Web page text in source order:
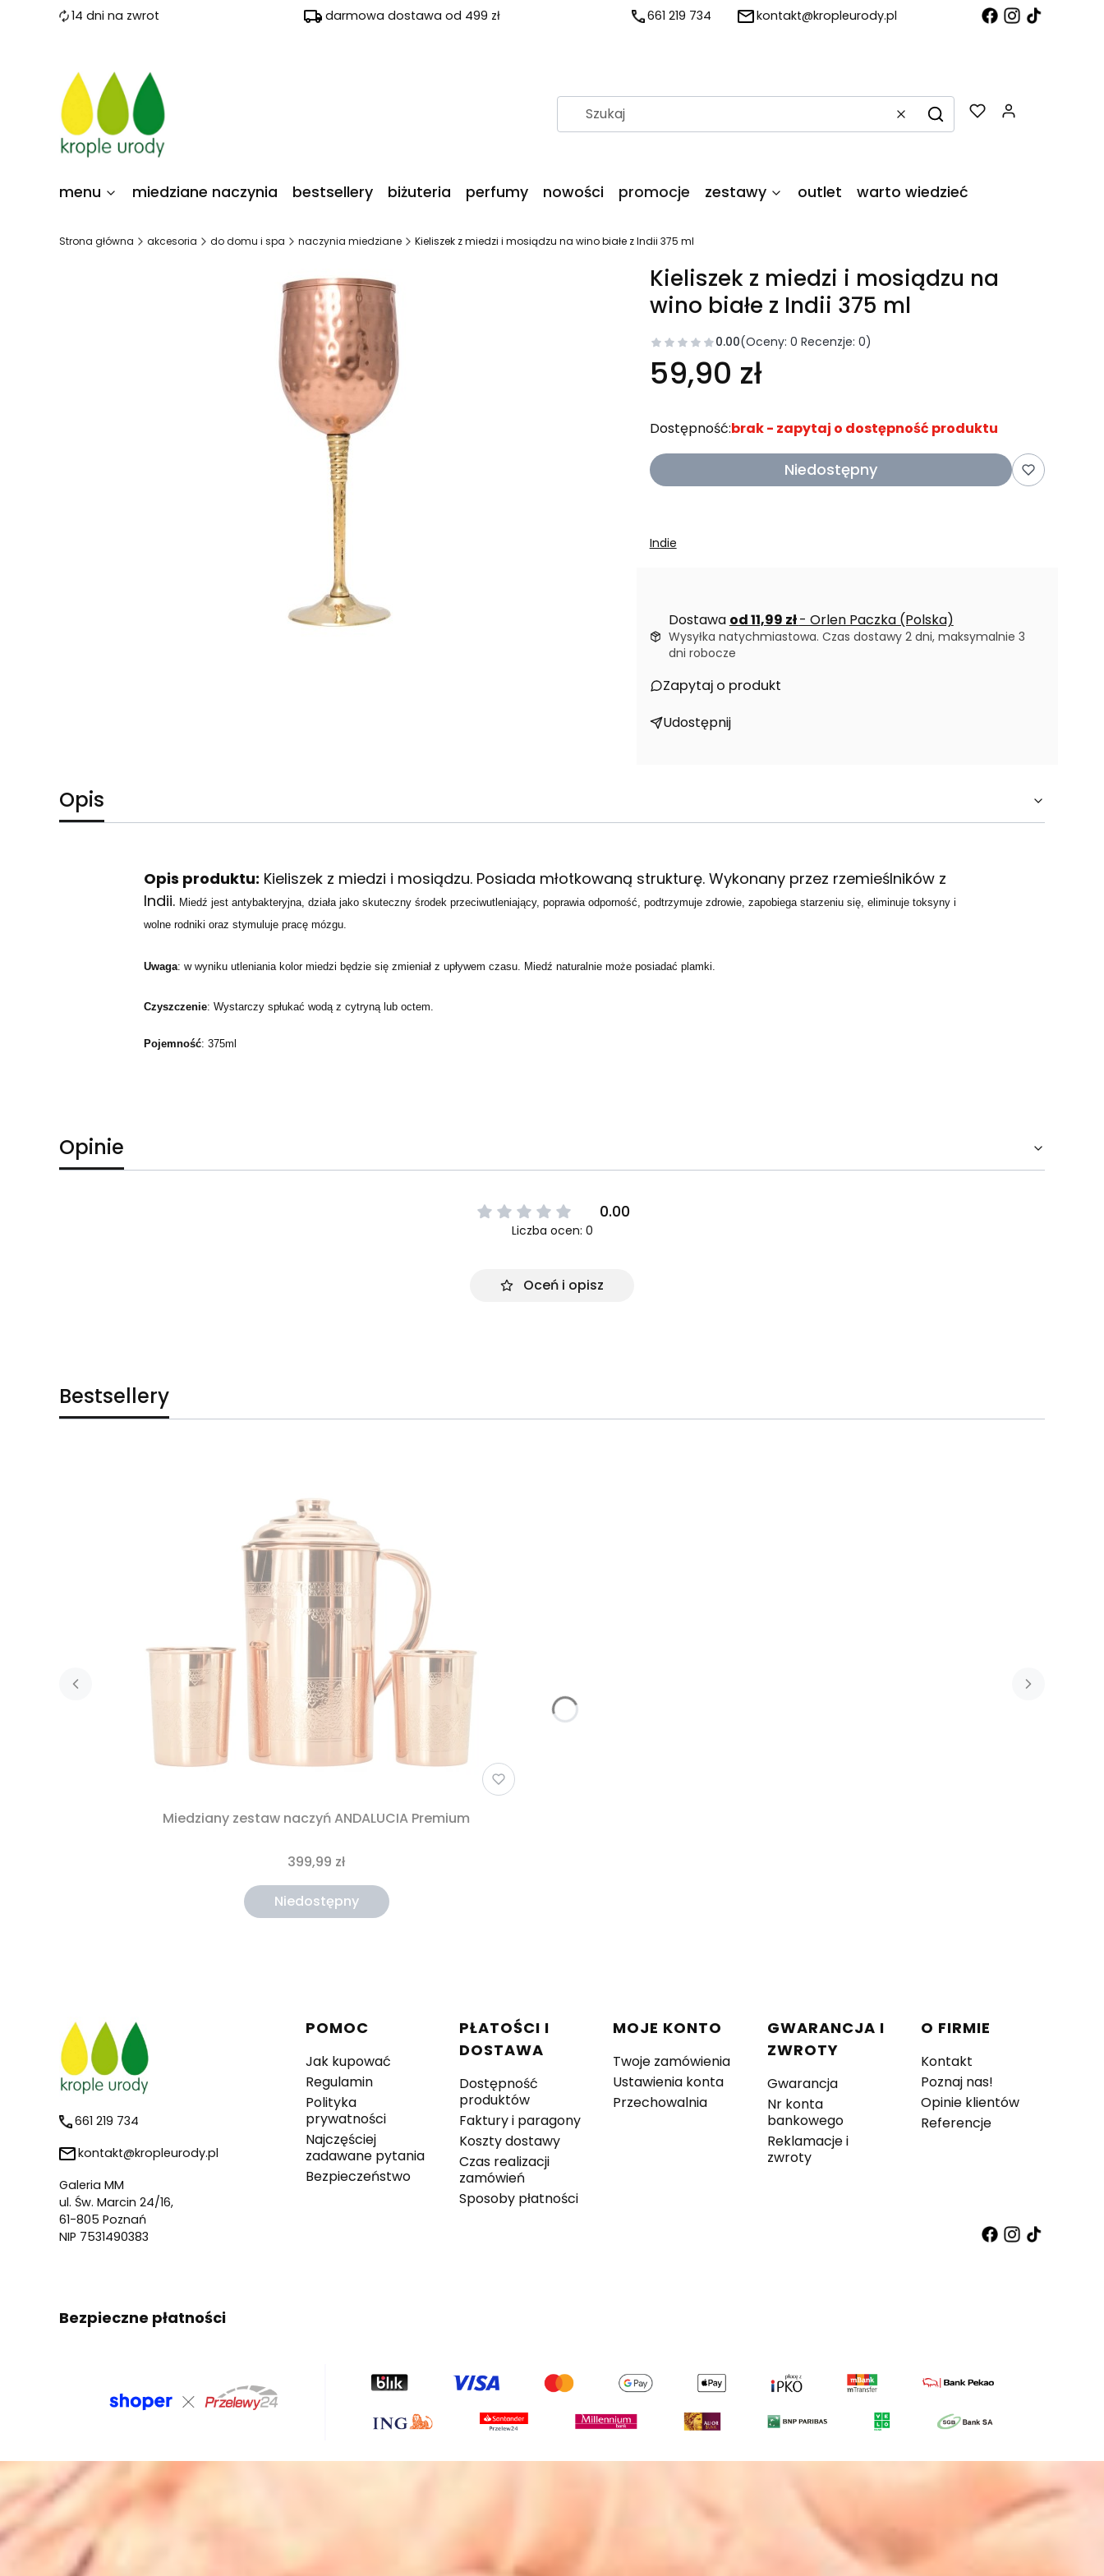
14 dni na zwrot darmowa dostawa od 499 zł 661 219 734 kontakt@kropleurody.pl
WyczyśćSzukaj
menu miedziane naczynia bestsellery biżuteria perfumy nowości promocje zestawy outlet warto wiedzieć
Strona główna akcesoria do domu i spa naczynia miedziane Kieliszek z miedzi i mosiądzu na wino białe z Indii 375 ml
Kieliszek z miedzi i mosiądzu na
wino białe z Indii 375 ml
0.00(Oceny: 0 Recenzje: 0)
59,90 zł
Dostępność:brak - zapytaj o dostępność produktu
Niedostępny
Indie
Dostawa od 11,99 zł- Orlen Paczka (Polska)
Wysyłka natychmiastowa. Czas dostawy 2 dni, maksymalnie 3
dni robocze
Zapytaj o produkt
Udostępnij
Opis
Opis produktu: Kieliszek z miedzi i mosiądzu. Posiada młotkowaną strukturę. Wykonany przez rzemieślników z
Indii. Miedź jest antybakteryjna, działa jako skuteczny środek przeciwutleniający, poprawia odporność, podtrzymuje zdrowie, zapobiega starzeniu się, eliminuje toksyny i
wolne rodniki oraz stymuluje pracę mózgu.
Uwaga: w wyniku utleniania kolor miedzi będzie się zmieniał z upływem czasu. Miedź naturalnie może posiadać plamki.
Czyszczenie: Wystarczy spłukać wodą z cytryną lub octem.
Pojemność: 375ml
Opinie
0.00
Liczba ocen: 0
Oceń i opisz
Bestsellery
Miedziany zestaw naczyń ANDALUCIA Premium
399,99 zł
Niedostępny
661 219 734
kontakt@kropleurody.pl
Galeria MM
ul. Św. Marcin 24/16,
61-805 Poznań
NIP 7531490383
Linki w stopce
POMOC
Jak kupować
Regulamin
Polityka
prywatności
Najczęściej
zadawane pytania
Bezpieczeństwo
PŁATOŚCI I
DOSTAWA
Dostępność
produktów
Faktury i paragony
Koszty dostawy
Czas realizacji
zamówień
Sposoby płatności
MOJE KONTO
Twoje zamówienia
Ustawienia konta
Przechowalnia
GWARANCJA I
ZWROTY
Gwarancja
Nr konta
bankowego
Reklamacje i
zwroty
O FIRMIE
Kontakt
Poznaj nas!
Opinie klientów
Referencje
Bezpieczne płatności